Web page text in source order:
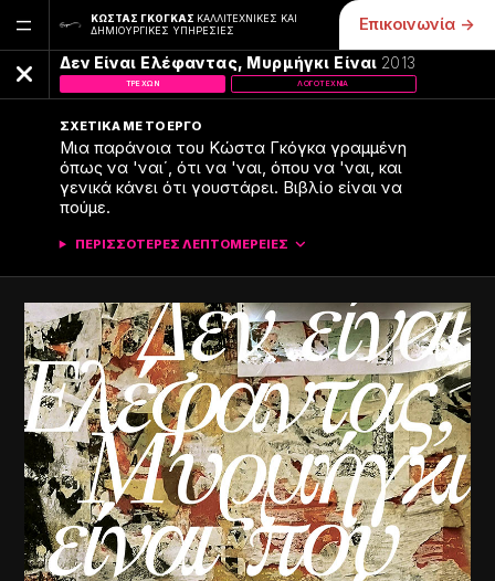
= ΚΏΣΤΑΣ ΓΚΌΓΚΑΣ ΚΑΛΛΙΤΕΧΝΙΚΈΣ ΚΑΙ
ΔΗΜΙΟΥΡΓΙΚΈΣ ΥΠΗΡΕΣΊΕΣ
Επικοινωνία ->
Δεν Είναι Ελέφαντας, Μυρμήγκι Είναι 2013
ΤΡΈΧΩΝ ΛΟΓΟΤΕΧΝΊΑ
ΣΧΕΤΙΚΆ ΜΕ ΤΟ ΈΡΓΟ
Μια παράνοια του Κώστα Γκόγκα γραμμένη
όπως να 'ναι΄, ότι να 'ναι, όπου να 'ναι, και
γενικά κάνει ότι γουστάρει. Βιβλίο είναι να
πούμε.
ΠΕΡΙΣΣΌΤΕΡΕΣ ΛΕΠΤΟΜΈΡΕΙΕΣ